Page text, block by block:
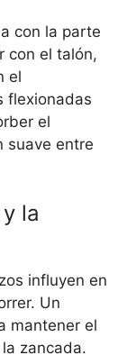
con la parte
con el talón,
el
flexionadas
el
suave entre
la
influyen en
Un
mantener el
zancada.